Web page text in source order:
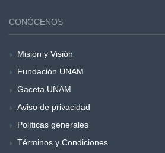
CONÓCENOS
Misión y Visión
Fundación UNAM
Gaceta UNAM
Aviso de privacidad
Políticas generales
Términos y Condiciones